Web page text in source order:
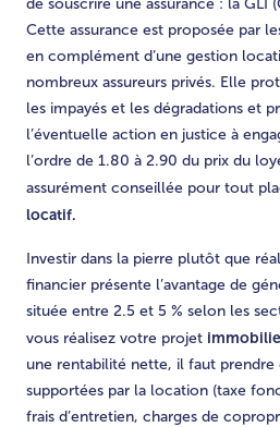
de souscrire une assurance : la GLI
Cette assurance est proposée par
en complément d’une gestion
nombreux assureurs privés. Elle
les impayés et les dégradations et
l’éventuelle action en justice à
l’ordre de 1.80 à 2.90 du prix du
assurément conseillée pour tout
locatif.
Investir dans la pierre plutôt que
financier présente l’avantage de
située entre 2.5 et 5 % selon les
vous réalisez votre projet
une rentabilité nette, il faut
supportées par la location (taxe
frais d’entretien, charges de